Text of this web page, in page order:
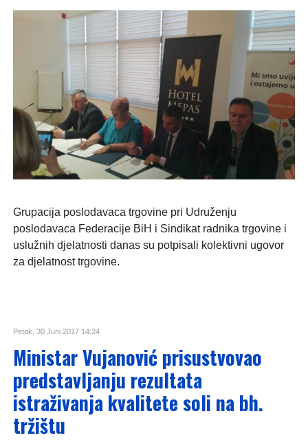
Grupacija poslodavaca trgovine pri Udruženju
poslodavaca Federacije BiH i Sindikat radnika trgovine i
uslužnih djelatnosti danas su potpisali kolektivni ugovor
za djelatnost trgovine.
Petak, 30 Juni 2017 14:24
Ministar Vujanović prisustvovao
predstavljanju rezultata
istraživanja kvalitete soli na bh.
tržištu